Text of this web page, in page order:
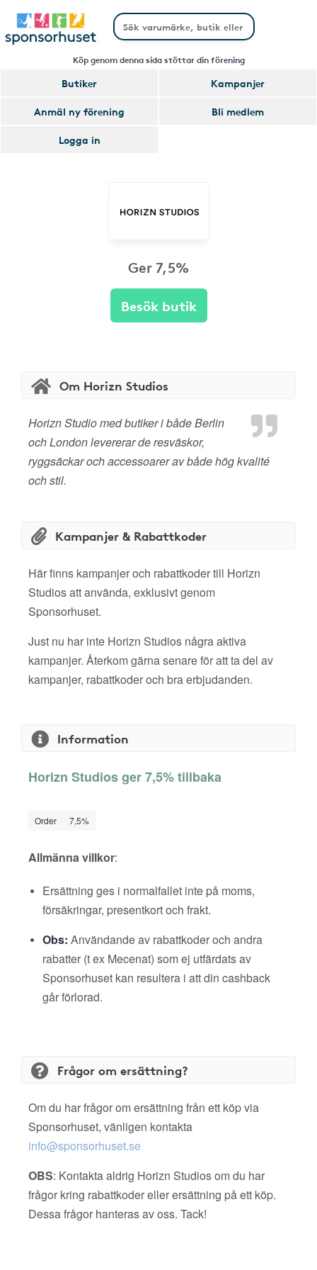
Köp genom denna sida stöttar din förening
Butiker
Kampanjer
Anmäl ny förening
Bli medlem
Logga in
Ger 7,5%
Besök butik
Om Horizn Studios
Horizn Studio med butiker i både Berlin
och London levererar de resväskor,
ryggsäckar och accessoarer av både hög kvalité
och stil.
Kampanjer & Rabattkoder
Här finns kampanjer och rabattkoder till Horizn
Studios att använda, exklusivt genom
Sponsorhuset.
Just nu har inte Horizn Studios några aktiva
kampanjer. Återkom gärna senare för att ta del av
kampanjer, rabattkoder och bra erbjudanden.
Information
Horizn Studios ger 7,5% tillbaka
Order 7,5%
Allmänna villkor:
Ersättning ges i normalfallet inte på moms,
försäkringar, presentkort och frakt.
Obs: Användande av rabattkoder och andra
rabatter (t ex Mecenat) som ej utfärdats av
Sponsorhuset kan resultera i att din cashback
går förlorad.
Frågor om ersättning?
Om du har frågor om ersättning från ett köp via
Sponsorhuset, vänligen kontakta
info@sponsorhuset.se
OBS: Kontakta aldrig Horizn Studios om du har
frågor kring rabattkoder eller ersättning på ett köp.
Dessa frågor hanteras av oss. Tack!